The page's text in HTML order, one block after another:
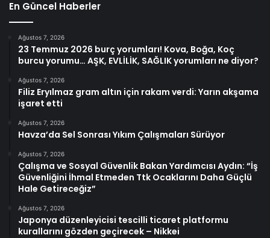
En Güncel Haberler
Ağustos 7, 2026
23 Temmuz 2026 burç yorumları! Kova, Boğa, Koç
burcu yorumu… AŞK, EVLİLİK, SAĞLIK yorumları ne diyor?
Ağustos 7, 2026
Filiz Eryılmaz gram altın için rakam verdi: Yarın akşama
işaret etti
Ağustos 7, 2026
Havza’da Sel Sonrası Yıkım Çalışmaları Sürüyor
Ağustos 7, 2026
Çalışma ve Sosyal Güvenlik Bakan Yardımcısı Aydın: “İş
Güvenliğini İhmal Etmeden Ttk Ocaklarını Daha Güçlü
Hale Getireceğiz”
Ağustos 7, 2026
Japonya düzenleyicisi tescilli ticaret platformu
kurallarını gözden geçirecek – Nikkei